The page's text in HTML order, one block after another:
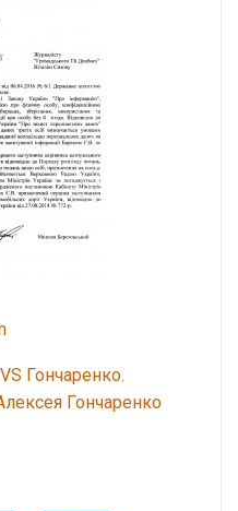
Гончаренко.
Гончаренко